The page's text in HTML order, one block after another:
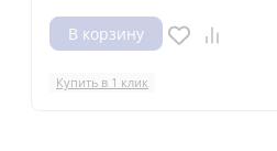
В корзину
Купить в 1 клик